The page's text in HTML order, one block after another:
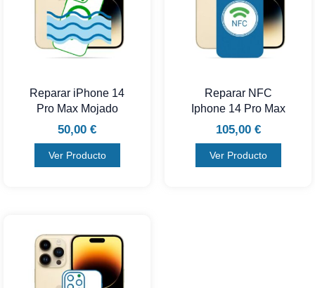
Reparar iPhone 14
Pro Max Mojado
50,00 €
Ver Producto
Reparar NFC
Iphone 14 Pro Max
105,00 €
Ver Producto